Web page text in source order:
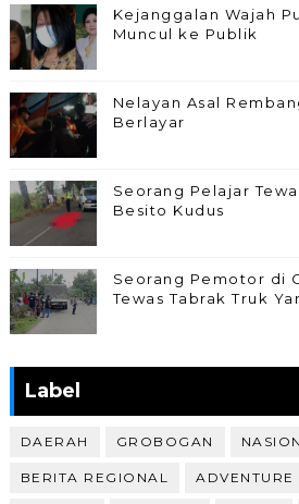
Kejanggalan Wajah
Muncul ke Publik
Nelayan Asal
Berlayar
Seorang Pelajar
Besito Kudus
Seorang Pemotor di
Tewas Tabrak Truk
Label
DAERAH GROBOGAN
BERITA REGIONAL ADVENTURE